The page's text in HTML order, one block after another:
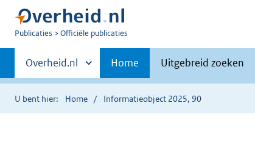
U
Publicaties Officiële publicaties
Primaire
navigatie
Andere
sites
binnen
Overheid.nl Home Uitgebreid zoeken
U bent hier: Home Informatieobject 2025, 90